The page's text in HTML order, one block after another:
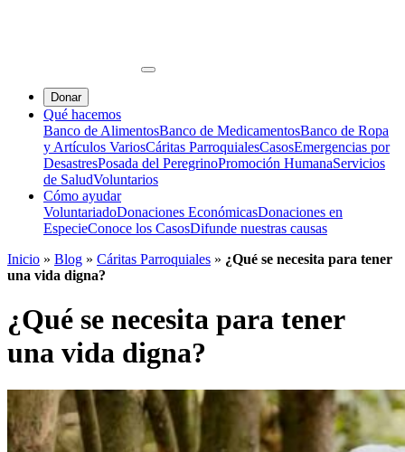
Donar
Qué hacemos
Banco de AlimentosBanco de MedicamentosBanco de Ropa
y Artículos VariosCáritas ParroquialesCasosEmergencias por
DesastresPosada del PeregrinoPromoción HumanaServicios
de SaludVoluntarios
Cómo ayudar
VoluntariadoDonaciones EconómicasDonaciones en
EspecieConoce los CasosDifunde nuestras causas
Inicio » Blog » Cáritas Parroquiales » ¿Qué se necesita para tener
una vida digna?
¿Qué se necesita para tener
una vida digna?